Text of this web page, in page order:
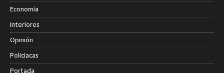
Economía
Interiores
Opinión
Policiacas
Portada